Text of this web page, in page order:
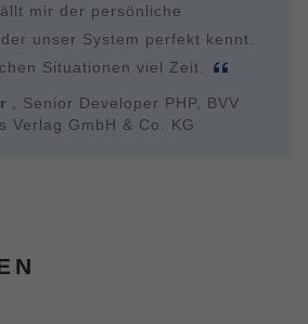
mir der persönliche
unser System perfekt kennt.
Situationen viel Zeit.
, Senior Developer PHP, BVV
Verlag GmbH & Co. KG